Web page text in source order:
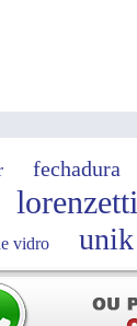
fechadura
lorenzetti
vidro unik